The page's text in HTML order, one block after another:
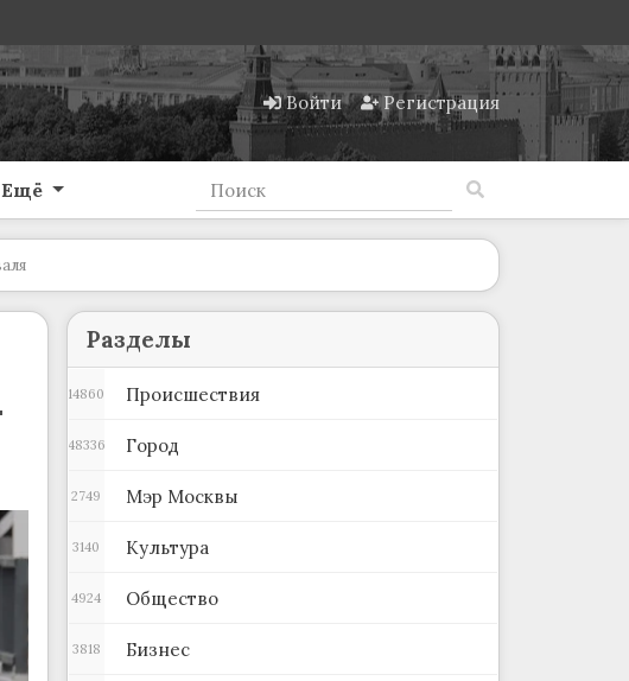
Войти Регистрация
Ещё
Разделы
Происшествия
14860
Город
48336
Мэр Москвы
2749
Культура
3140
Общество
4924
Бизнес
3818